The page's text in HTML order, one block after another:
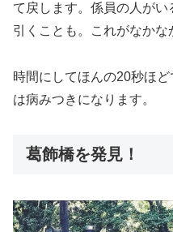
て戻します。係員の人が
引くことも。これがなかな
時間にしてほんの20秒ほ
は病みつきになります。
葛飾橋を発見！